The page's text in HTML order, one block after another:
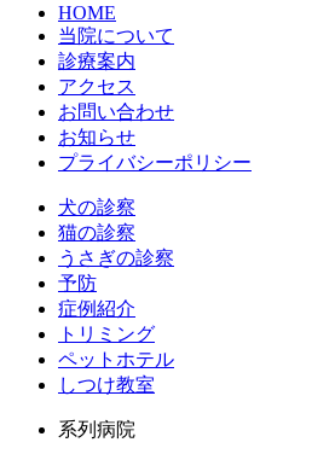
HOME
当院について
診療案内
アクセス
お問い合わせ
お知らせ
プライバシーポリシー
犬の診察
猫の診察
うさぎの診察
予防
症例紹介
トリミング
ペットホテル
しつけ教室
系列病院